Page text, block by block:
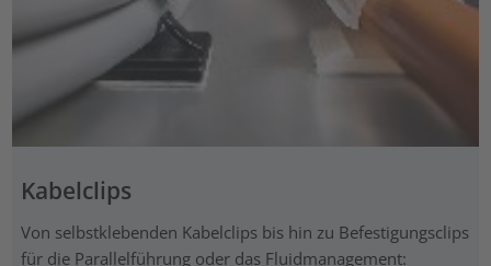
Kabelclips
Von selbstklebenden Kabelclips bis hin zu Befestigungsclips
für die Parallelführung oder das Fluidmanagement: